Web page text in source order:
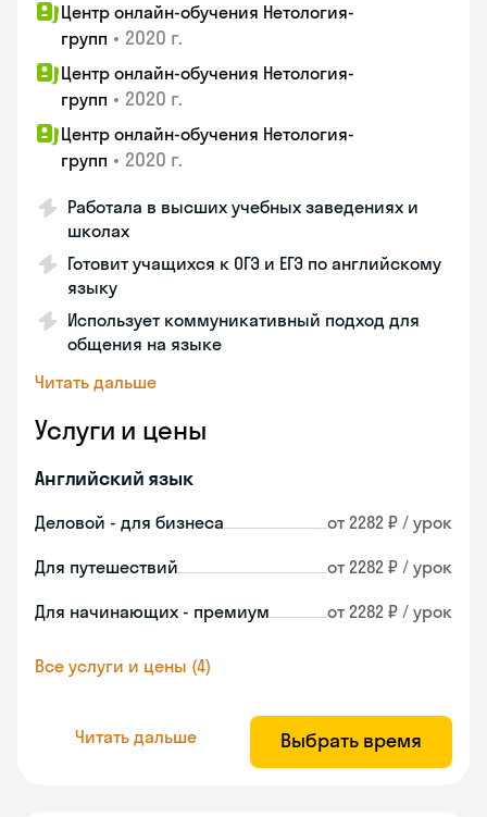
Центр онлайн-обучения Нетология-
групп • 2020 г.
Центр онлайн-обучения Нетология-
групп • 2020 г.
Центр онлайн-обучения Нетология-
групп • 2020 г.
Работала в высших учебных заведениях и
школах
Готовит учащихся к ОГЭ и ЕГЭ по английскому
языку
Использует коммуникативный подход для
общения на языке
Читать дальше
Услуги и цены
Английский язык
Деловой - для бизнеса от 2282 ₽ / урок
Для путешествий от 2282 ₽ / урок
Для начинающих - премиум от 2282 ₽ / урок
Все услуги и цены (4)
Читать дальше Выбрать время